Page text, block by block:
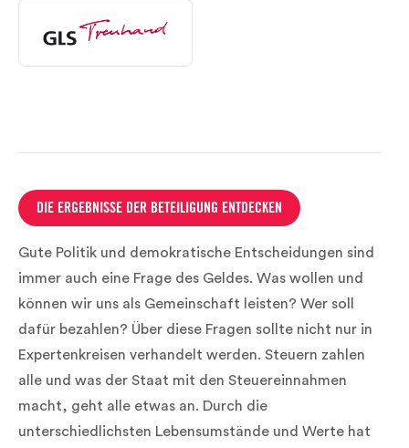
Gute Politik und demokratische Entscheidungen sind
immer auch eine Frage des Geldes. Was wollen und
können wir uns als Gemeinschaft leisten? Wer soll
dafür bezahlen? Über diese Fragen sollte nicht nur in
Expertenkreisen verhandelt werden. Steuern zahlen
alle und was der Staat mit den Steuereinnahmen
macht, geht alle etwas an. Durch die
unterschiedlichsten Lebensumstände und Werte hat
DIE ERGEBNISSE DER BETEILIGUNG ENTDECKEN